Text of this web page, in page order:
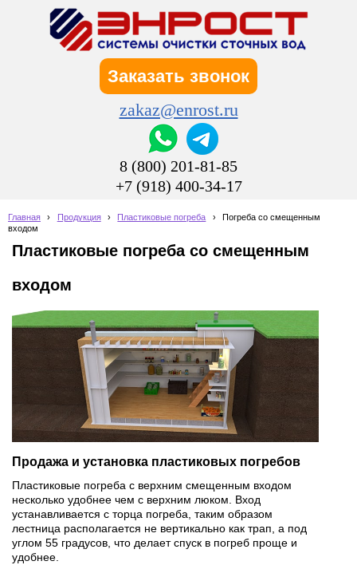
Заказать звонок
zakaz@enrost.ru
8 (800) 201-81-85
+7 (918) 400-34-17
Главная › Продукция › Пластиковые погреба ›
Погреба со смещенным
входом
Пластиковые погреба со смещенным
входом
Продажа и установка пластиковых погребов
Пластиковые погреба с верхним смещенным входом
несколько удобнее чем с верхним люком. Вход
устанавливается с торца погреба, таким образом
лестница располагается не вертикально как трап, а под
углом 55 градусов, что делает спуск в погреб проще и
удобнее.